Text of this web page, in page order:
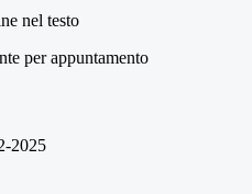
per appuntamento
2025